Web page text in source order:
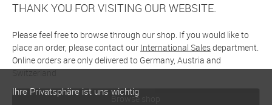
THANK YOU FOR VISITING OUR WEBSITE.
Please feel free to browse through our shop. If you would like to
place an order, please contact our International Salesdepartment.
Online orders are only delivered to Germany, Austria and
Switzerland
Browse shop
Ihre Privatsphäre ist uns wichtig